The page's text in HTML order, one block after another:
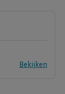
Bekijken